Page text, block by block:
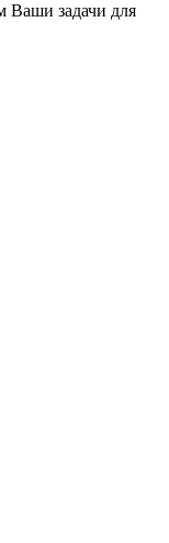
задачи для